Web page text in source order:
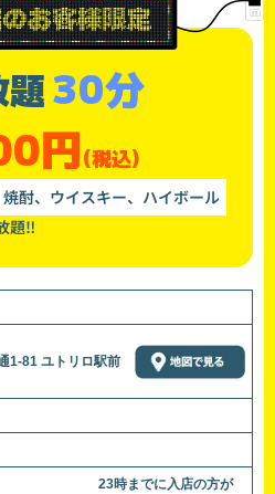
30分
円(税込)
焼酎、ウイスキー、ハイボール
題‼
1-81 ユトリロ駅前
23時までに入店の方が